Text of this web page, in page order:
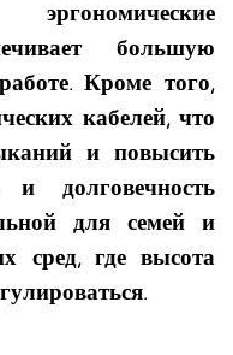
большую
Кроме того,
кабелей, что
и повысить
и долговечность
для семей и
сред, где высота